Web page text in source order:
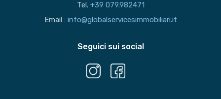
Tel. +39 079.982471
Email : info@globalservicesimmobiliari.it
Seguici sui social